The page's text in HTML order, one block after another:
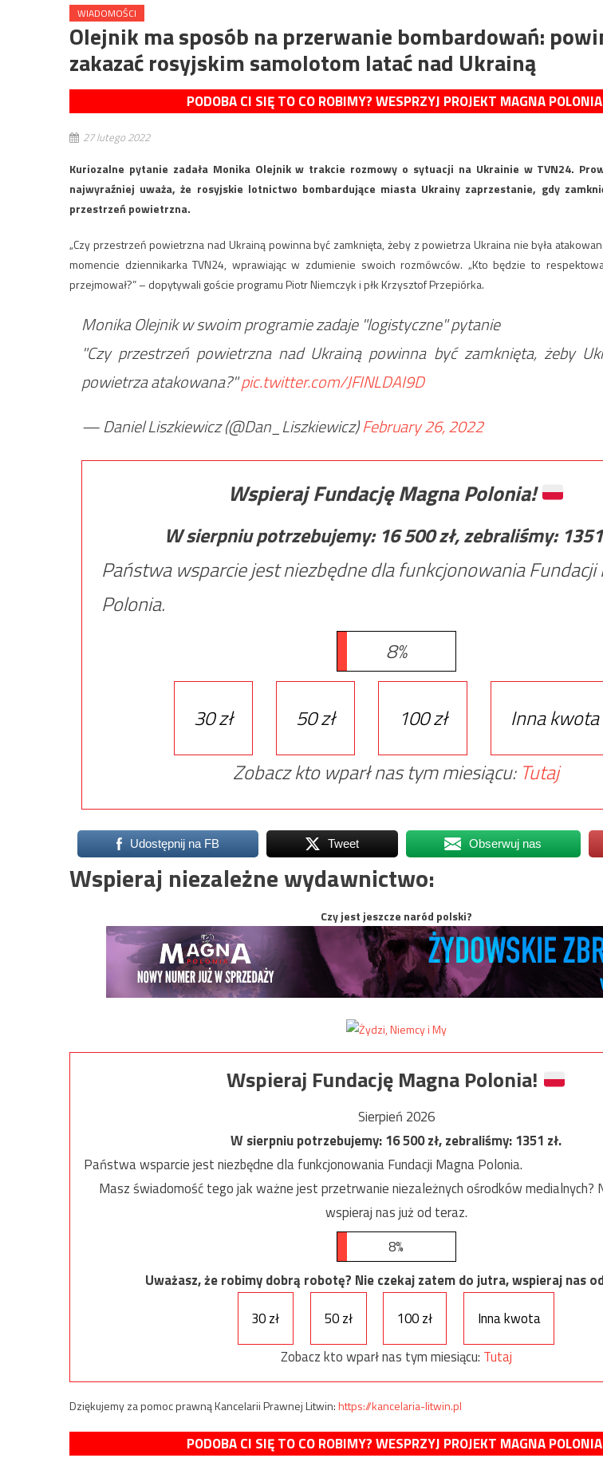
WIADOMOŚCI
Olejnik ma sposób na przerwanie bombardowań:
zakazać rosyjskim samolotom latać nad Ukrainą
PODOBA CI SIĘ TO CO ROBIMY? WESPRZYJ PROJEKT MAGNA
27 lutego 2022
Kuriozalne pytanie zadała Monika Olejnik w trakcie rozmowy o sytuacji na Ukrainie w TVN24.
najwyraźniej uważa, że rosyjskie lotnictwo bombardujące miasta Ukrainy zaprzestanie, gdy
przestrzeń powietrzna.
„Czy przestrzeń powietrzna nad Ukrainą powinna być zamknięta, żeby z powietrza Ukraina nie była
momencie dziennikarka TVN24, wprawiając w zdumienie swoich rozmówców. „Kto będzie to
przejmował?” – dopytywali goście programu Piotr Niemczyk i płk Krzysztof Przepiórka.
Monika Olejnik w swoim programie zadaje "logistyczne" pytanie
"Czy przestrzeń powietrzna nad Ukrainą powinna być zamknięta, żeby
powietrza atakowana?"pic.twitter.com/JFINLDAI9D
— Daniel Liszkiewicz (@Dan_Liszkiewicz)February 26, 2022
Wspieraj Fundację Magna Polonia!
W sierpniu potrzebujemy: 16 500zł, zebraliśmy: 1351
Państwa wsparcie jest niezbędne dla funkcjonowania Fundacji
Polonia.
8%
30 zł 50 zł 100 zł
Inna kwota
Zobacz kto wparł nas tym miesiącu: Tutaj
Udostępnij na FB Tweet Obserwuj nas
Wspieraj niezależne wydawnictwo:
Czy jest jeszcze naród polski?
Wspieraj Fundację Magna Polonia!
Sierpień 2026
W sierpniu potrzebujemy:16 500zł, zebraliśmy:1351 zł.
Państwa wsparcie jest niezbędne dla funkcjonowania Fundacji Magna Polonia.
Masz świadomość tego jak ważne jest przetrwanie niezależnych ośrodków medialnych?
wspieraj nas już od teraz.
8%
Uważasz, że robimy dobrą robotę? Nie czekaj zatem do jutra, wspieraj nas
30 zł
50 zł 100 zł
Inna kwota
Zobacz kto wparł nas tym miesiącu: Tutaj
Dziękujemy za pomoc prawną Kancelarii Prawnej Litwin:https://kancelaria-litwin.pl
PODOBA CI SIĘ TO CO ROBIMY? WESPRZYJ PROJEKT MAGNA